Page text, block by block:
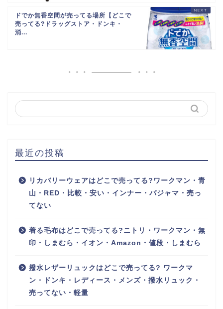
ドでか無香空間が売ってる場所【どこで
売ってる?ドラッグストア・ドンキ・
消...
最近の投稿
リカバリーウェアはどこで売ってる?ワークマン・青
山・RED・比較・安い・インナー・パジャマ・売っ
てない
着る毛布はどこで売ってる?ニトリ・ワークマン・無
印・しまむら・イオン・Amazon・値段・しまむら
撥水レザーリュックはどこで売ってる? ワークマ
ン・ドンキ・レディース・メンズ・撥水リュック・
売ってない・軽量